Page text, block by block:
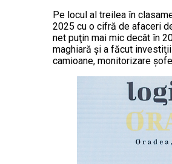
Pe locul al treilea în
2025 cu o cifră de afaceri
net puţin mai mic decât în
maghiară şi a făcut
camioane, monitorizare